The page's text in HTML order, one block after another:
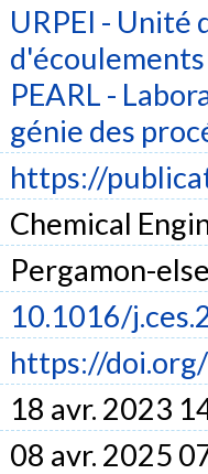
URPEI - Unité
PEARL -
génie des
https://
Chemical
Pergamon-
10.1016/
https://
18 avr. 2023
08 avr. 2025